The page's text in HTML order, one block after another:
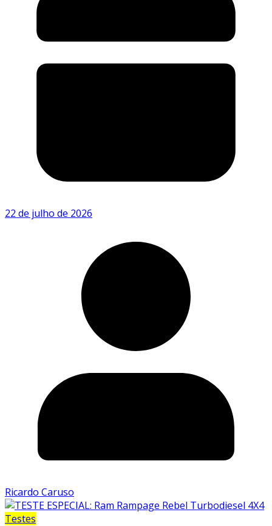
22 de julho de 2026
Ricardo Caruso
Testes